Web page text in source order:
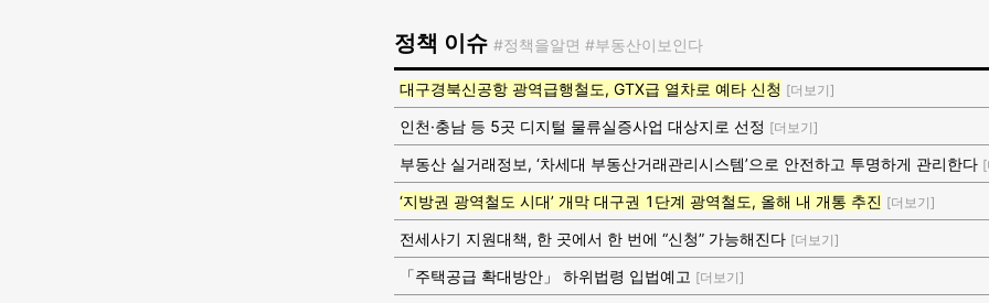
정책 이슈 #정책을알면 #부동산이보인다
대구경북신공항 광역급행철도, GTX급 열차로 예타 신청 [더보기]
인천·충남 등 5곳 디지털 물류실증사업 대상지로 선정 [더보기]
부동산 실거래정보, ‘차세대 부동산거래관리시스템’으로 안전하고 투명하게 관리한다
‘지방권 광역철도 시대’ 개막 대구권 1단계 광역철도, 올해 내 개통 추진 [더보기]
전세사기 지원대책, 한 곳에서 한 번에 “신청” 가능해진다 [더보기]
「주택공급 확대방안」 하위법령 입법예고 [더보기]